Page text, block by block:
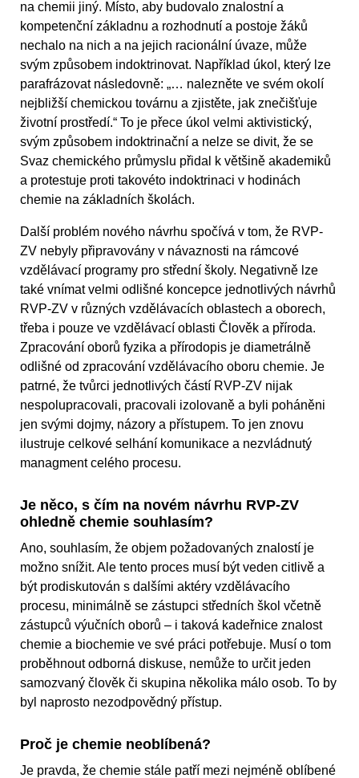
na chemii jiný. Místo, aby budovalo znalostní a
kompetenční základnu a rozhodnutí a postoje žáků
nechalo na nich a na jejich racionální úvaze, může
svým způsobem indoktrinovat. Například úkol, který lze
parafrázovat následovně: „… nalezněte ve svém okolí
nejbližší chemickou továrnu a zjistěte, jak znečišťuje
životní prostředí.“ To je přece úkol velmi aktivistický,
svým způsobem indoktrinační a nelze se divit, že se
Svaz chemického průmyslu přidal k většině akademiků
a protestuje proti takovéto indoktrinaci v hodinách
chemie na základních školách.
Další problém nového návrhu spočívá v tom, že RVP-
ZV nebyly připravovány v návaznosti na rámcové
vzdělávací programy pro střední školy. Negativně lze
také vnímat velmi odlišné koncepce jednotlivých návrhů
RVP-ZV v různých vzdělávacích oblastech a oborech,
třeba i pouze ve vzdělávací oblasti Člověk a příroda.
Zpracování oborů fyzika a přírodopis je diametrálně
odlišné od zpracování vzdělávacího oboru chemie. Je
patrné, že tvůrci jednotlivých částí RVP-ZV nijak
nespolupracovali, pracovali izolovaně a byli poháněni
jen svými dojmy, názory a přístupem. To jen znovu
ilustruje celkové selhání komunikace a nezvládnutý
managment celého procesu.
Je něco, s čím na novém návrhu RVP-ZV
ohledně chemie souhlasím?
Ano, souhlasím, že objem požadovaných znalostí je
možno snížit. Ale tento proces musí být veden citlivě a
být prodiskutován s dalšími aktéry vzdělávacího
procesu, minimálně se zástupci středních škol včetně
zástupců výučních oborů – i taková kadeřnice znalost
chemie a biochemie ve své práci potřebuje. Musí o tom
proběhnout odborná diskuse, nemůže to určit jeden
samozvaný člověk či skupina několika málo osob. To by
byl naprosto nezodpovědný přístup.
Proč je chemie neoblíbená?
Je pravda, že chemie stále patří mezi nejméně oblíbené